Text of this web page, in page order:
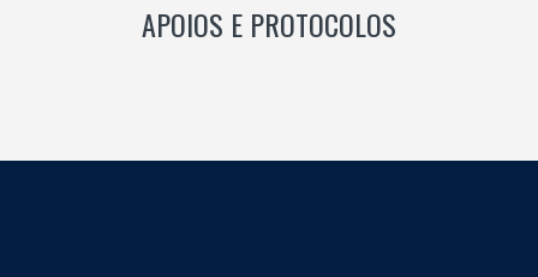
APOIOS E PROTOCOLOS